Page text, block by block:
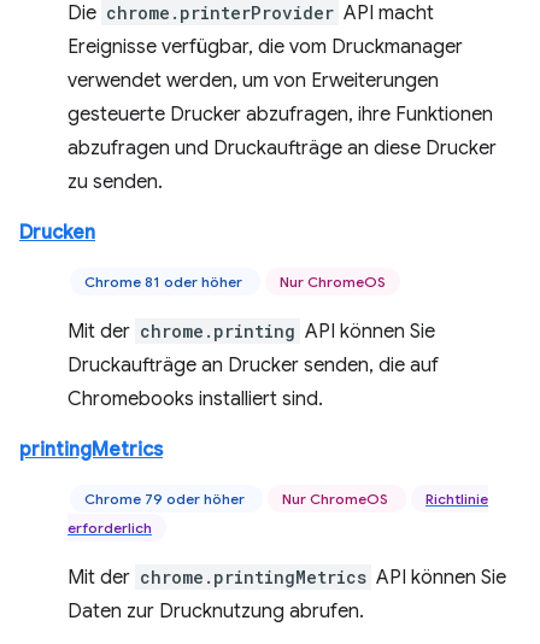
Die chrome.printerProvider API macht
Ereignisse verfügbar, die vom Druckmanager
verwendet werden, um von Erweiterungen
gesteuerte Drucker abzufragen, ihre Funktionen
abzufragen und Druckaufträge an diese Drucker
zu senden.
Drucken
Chrome 81 oder höher Nur ChromeOS
Mit der chrome.printing API können Sie
Druckaufträge an Drucker senden, die auf
Chromebooks installiert sind.
printingMetrics
Chrome 79 oder höher Nur ChromeOS
Richtlinie
erforderlich
Mit der chrome.printingMetrics API können Sie
Daten zur Drucknutzung abrufen.